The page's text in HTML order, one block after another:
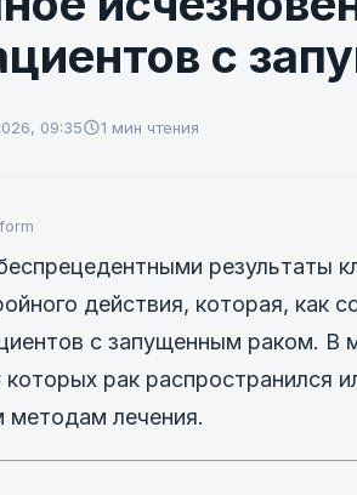
с
09:35 1 мин чтения
результаты
действия, которая, как
с запущенным раком.
рак распространился
лечения.